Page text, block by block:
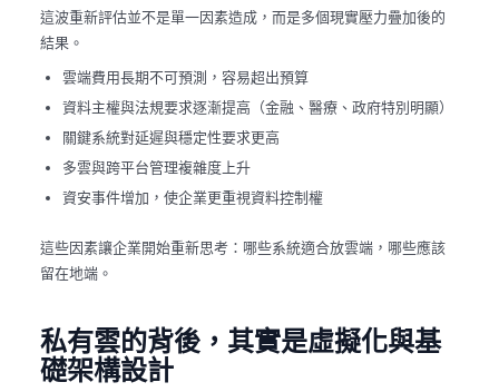
這波重新評估並不是單一因素造成，而是多個現實壓力疊加後的
結果。
雲端費用長期不可預測，容易超出預算
資料主權與法規要求逐漸提高（金融、醫療、政府特別明顯）
關鍵系統對延遲與穩定性要求更高
多雲與跨平台管理複雜度上升
資安事件增加，使企業更重視資料控制權
這些因素讓企業開始重新思考：哪些系統適合放雲端，哪些應該
留在地端。
私有雲的背後，其實是虛擬化與基
礎架構設計